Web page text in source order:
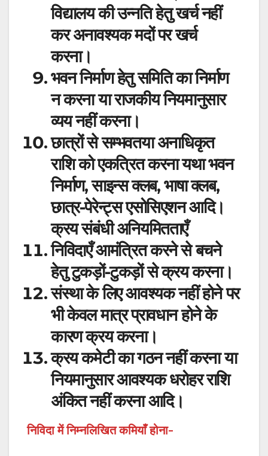
विद्यालय की उन्नति हेतु खर्च नहीं
कर अनावश्यक मदों पर खर्च
करना।
भवन निर्माण हेतु समिति का निर्माण
न करना या राजकीय नियमानुसार
व्यय नहीं करना।
छात्रों से सम्भवतया अनाधिकृत
राशि को एकत्रित करना यथा भवन
निर्माण, साइन्स क्लब, भाषा क्लब,
छात्र-पेरेन्ट्स एसोसिएशन आदि।
क्रय संबंधी अनियमितताएँ
निविदाएँ आमंत्रित करने से बचने
हेतु टुकड़ों-टुकड़ों से क्रय करना।
संस्था के लिए आवश्यक नहीं होने पर
भी केवल मात्र प्रावधान होने के
कारण क्रय करना।
क्रय कमेटी का गठन नहीं करना या
नियमानुसार आवश्यक धरोहर राशि
अंकित नहीं करना आदि।
निविदा में निम्नलिखित कमियाँ होना-